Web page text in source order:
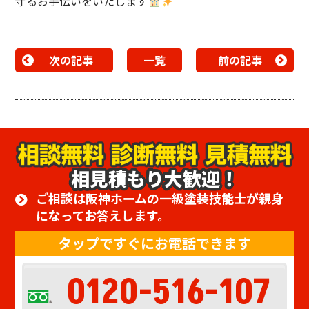
次の記事 一覧 前の記事
相見積もり大歓迎！
ご相談は阪神ホームの一級塗装技能士が親身
になってお答えします。
タップですぐにお電話できます
0120-516-107